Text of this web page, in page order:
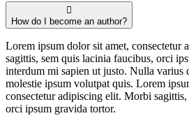
How do I become an author?
Lorem ipsum dolor sit amet, consectetur
sagittis, sem quis lacinia faucibus, orci
interdum mi sapien ut justo. Nulla varius
molestie ipsum volutpat quis. Lorem
consectetur adipiscing elit. Morbi
orci ipsum gravida tortor.